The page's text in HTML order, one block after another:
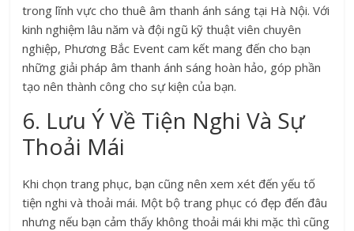
trong lĩnh vực cho thuê âm thanh ánh sáng tại Hà Nội. Với
kinh nghiệm lâu năm và đội ngũ kỹ thuật viên chuyên
nghiệp, Phương Bắc Event cam kết mang đến cho bạn
những giải pháp âm thanh ánh sáng hoàn hảo, góp phần
tạo nên thành công cho sự kiện của bạn.
6. Lưu Ý Về Tiện Nghi Và Sự
Thoải Mái
Khi chọn trang phục, bạn cũng nên xem xét đến yếu tố
tiện nghi và thoải mái. Một bộ trang phục có đẹp đến đâu
nhưng nếu bạn cảm thấy không thoải mái khi mặc thì cũng